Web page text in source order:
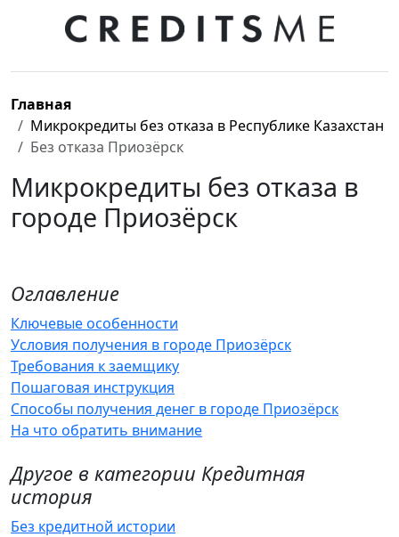
Главная
Микрокредиты без отказа в Республике Казахстан
Без отказа Приозёрск
Микрокредиты без отказа в
городе Приозёрск
Оглавление
Ключевые особенности
Условия получения в городе Приозёрск
Требования к заемщику
Пошаговая инструкция
Способы получения денег в городе Приозёрск
На что обратить внимание
Другое в категории Кредитная
история
Без кредитной истории